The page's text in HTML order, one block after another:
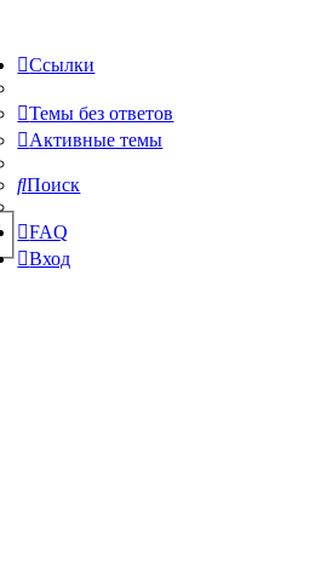
Ссылки
Темы без ответов
Активные темы
Поиск
FAQ
Вход